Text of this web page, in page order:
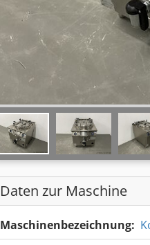
Daten zur Maschine
Maschinenbezeichnung: